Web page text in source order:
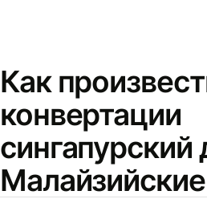
Как
конвертации
сингапурский